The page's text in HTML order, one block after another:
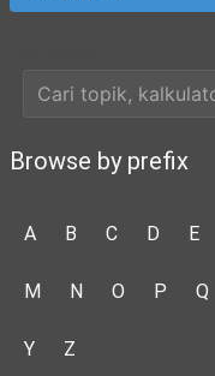
Browse by prefix
A B C D E
M N O P Q
Y Z